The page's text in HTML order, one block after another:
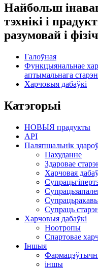
Найбольш
тэхнікі і
разумовай і
Галоўная
Функцыянальнае
аптымальнага
Харчовыя дабаўкі
Катэгорыі
НОВЫЯ прадукты
API
Паляпшальнік
Пахуданне
Здаровае
Харчовая
Супраць
Харчовыя дабаўкі
Ноотропы
Спартовае
Іншыя
іншы